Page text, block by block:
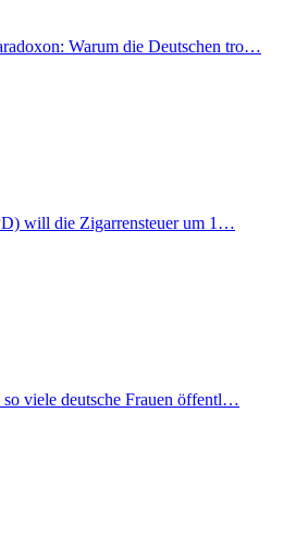
Warum die Deutschen tro…
will die Zigarrensteuer um 1…
so viele deutsche Frauen öffentl…